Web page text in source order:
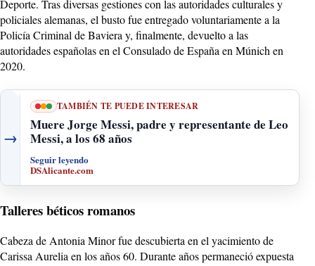
Deporte. Tras diversas gestiones con las autoridades culturales y
policiales alemanas, el busto fue entregado voluntariamente a la
Policía Criminal de Baviera y, finalmente, devuelto a las
autoridades españolas en el Consulado de España en Múnich en
2020.
→
TAMBIÉN TE PUEDE INTERESAR
Muere Jorge Messi, padre y representante de Leo
Messi, a los 68 años
Seguir leyendo
DSAlicante.com
Talleres béticos romanos
Cabeza de Antonia Minor fue descubierta en el yacimiento de
Carissa Aurelia en los años 60. Durante años permaneció expuesta